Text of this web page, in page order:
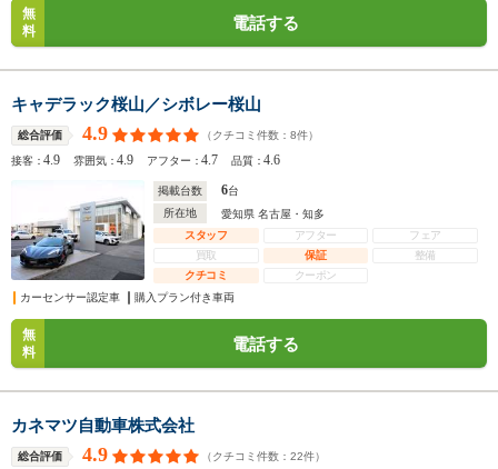
無
料
電話する
キャデラック桜山／シボレー桜山
総合評価 4.9 （クチコミ件数： 8件）
接客：4.9 雰囲気：4.9 アフター：4.7 品質：4.6
掲載台数 6台
所在地
愛知県 名古屋・知多
スタッフ
アフター
フェア
買取
保証
整備
クチコミ
クーポン
カーセンサー認定車
購入プラン付き車両
無
料
電話する
カネマツ自動車株式会社
総合評価 4.9 （クチコミ件数： 22件）